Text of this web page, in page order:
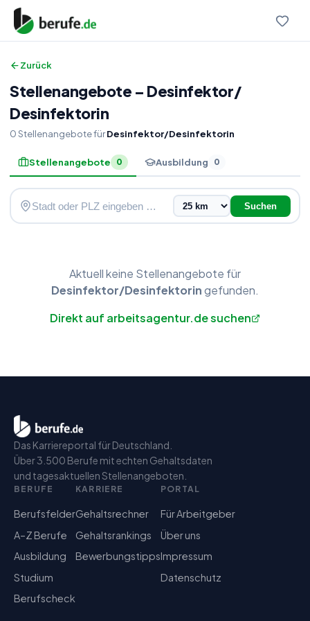
Zurück
Stellenangebote – Desinfektor/
Desinfektorin
0StellenangebotefürDesinfektor/Desinfektorin
Stellenangebote 0 Ausbildung 0
Suchen
Aktuell keine Stellenangebote für
Desinfektor/Desinfektoringefunden.
Direkt auf arbeitsagentur.de suchen
Das Karriereportal für Deutschland.
Über 3.500 Berufe mit echten Gehaltsdaten
und tagesaktuellen Stellenangeboten.
BERUFE
Berufsfelder
A–Z Berufe
Ausbildung
Studium
Berufscheck
KARRIERE
Gehaltsrechner
Gehaltsrankings
Bewerbungstipps
PORTAL
Für Arbeitgeber
Über uns
Impressum
Datenschutz